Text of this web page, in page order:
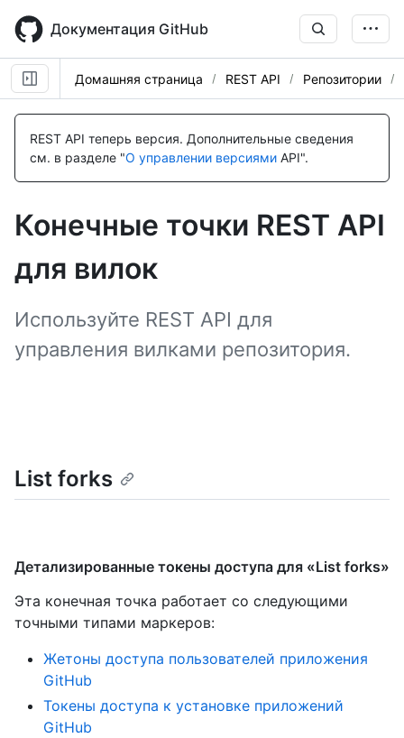
main
content
Документация GitHub
Домашняя страница REST API Репозитории
REST API теперь версия. Дополнительные сведения
см. в разделе "О управлении версиями API".
Конечные точки REST API
для вилок
Используйте REST API для
управления вилками репозитория.
List forks
Детализированные токены доступа для «List forks»
Эта конечная точка работает со следующими
точными типами маркеров:
Жетоны доступа пользователей приложения
GitHub
Токены доступа к установке приложений
GitHub
Имя., Тип,
Description
Имя., Тип,
Description
Имя., Тип,
Description
Имя., Тип,
Description
Имя., Тип,
Description
Имя., Тип,
Description